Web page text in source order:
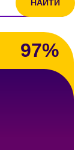
97%